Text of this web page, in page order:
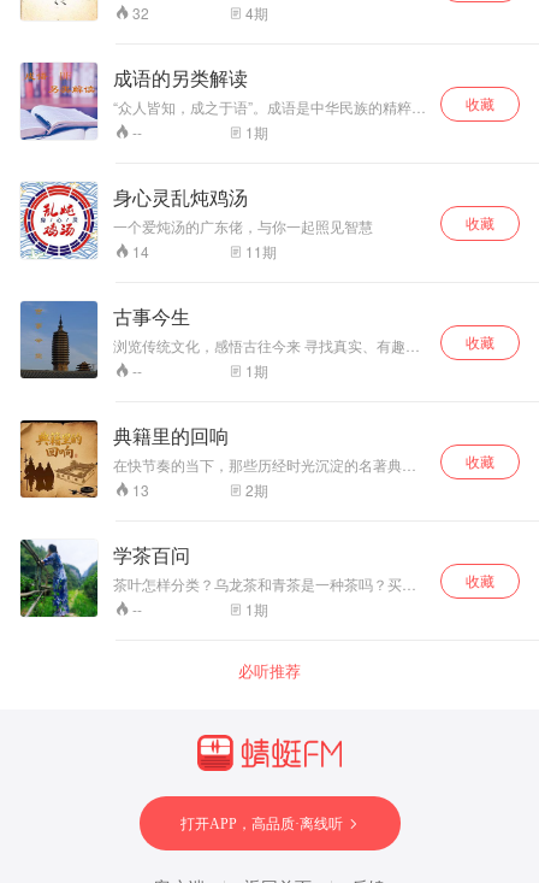
32
4期
成语的另类解读
“众人皆知，成之于语”。成语是中华民族的精粹。
语言简洁凝练，道理众人皆知。体现了中华祖先
的智慧。 但是一些冷僻的成语你都知道吗？一些
涵，又或者一些现在看来司空见惯的成语过去又
有着什么特别的意思。 这个专辑将会为你一一揭
晓哦！别忘了收听啊。
-- 1期
收藏
身心灵乱炖鸡汤
一个爱炖汤的广东佬，与你一起照见智慧
14
11期
收藏
古事今生
浏览传统文化，感悟古往今来 寻找真实、有趣的
传统文化，尽在古事今生
-- 1期
收藏
典籍里的回响
在快节奏的当下，那些历经时光沉淀的名著典
籍，是人类文明最珍贵的精神宝库。本专辑以“典
籍里的回响”为名，带你穿越古今中外的文字长廊
《百年孤独》的魔幻叙事中悟生命轮回，于《论
语》的微言大义间寻处世智慧。每一篇解读都不
只是内容的复述，更是与先贤灵魂的对话，挖掘
典籍中跨越时空的思想共鸣，让经典不再是书架
上的陈列，而是能照进当下生活的温暖回响。
13 2期
收藏
学茶百问
茶叶怎样分类？乌龙茶和青茶是一种茶吗？买茶
一定要买春茶吗？怎样买茶不被“坑”？如何在茶桌
上侃侃而谈？……学茶，那么多问题你都弄懂了
-- 1期
收藏
必听推荐
打开APP，高品质·离线听